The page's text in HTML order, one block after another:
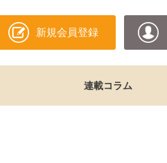
新規会員登録
連載コラム